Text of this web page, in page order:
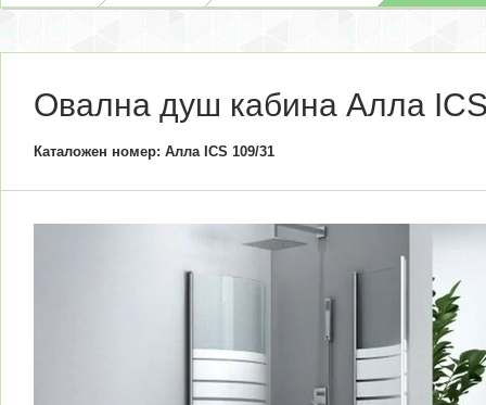
Овална душ кабина Алла
Каталожен номер: Алла ICS 109/31